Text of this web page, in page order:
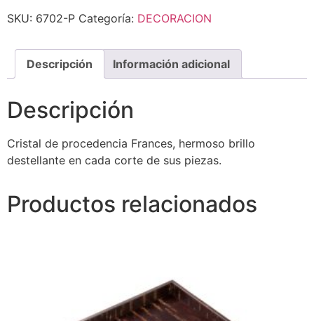
SKU: 6702-P Categoría: DECORACION
Descripción Información adicional
Descripción
Cristal de procedencia Frances, hermoso brillo
destellante en cada corte de sus piezas.
Productos relacionados